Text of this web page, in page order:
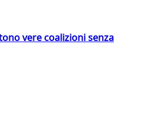
vere coalizioni senza